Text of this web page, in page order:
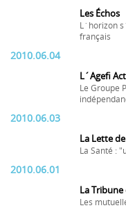
Les Échos
L´horizon
français
2010.06.04
L´Agefi
Le Groupe
2010.06.03
La Lette
La Santé :
2010.06.01
La
Les